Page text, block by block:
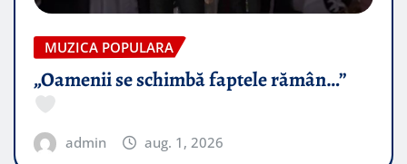
MUZICA POPULARA
„Oamenii se schimbă faptele rămân…”
admin aug. 1, 2026